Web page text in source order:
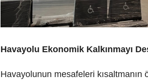
Havayolu Ekonomik Kalkınmayı
Havayolunun mesafeleri